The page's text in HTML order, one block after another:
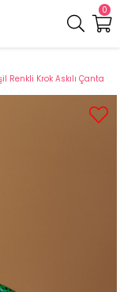
0
Renkli Krok Askılı Çanta